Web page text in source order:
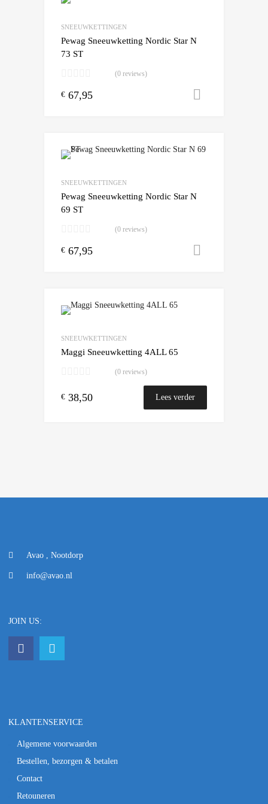
SNEEUWKETTINGEN
Pewag Sneeuwketting Nordic Star N
73 ST
(0 reviews)
€ 67,95
SNEEUWKETTINGEN
Pewag Sneeuwketting Nordic Star N
69 ST
(0 reviews)
€ 67,95
SNEEUWKETTINGEN
Maggi Sneeuwketting 4ALL 65
(0 reviews)
€ 38,50 Lees verder
Avao , Nootdorp
info@avao.nl
JOIN US:
KLANTENSERVICE
Algemene voorwaarden
Bestellen, bezorgen & betalen
Contact
Retouneren